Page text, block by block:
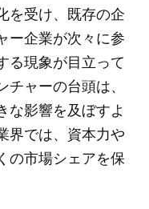
を受け、既存の企
ー企業が次々に参
る現象が目立って
ャーの台頭は、
な影響を及ぼすよ
界では、資本力や
の市場シェアを保